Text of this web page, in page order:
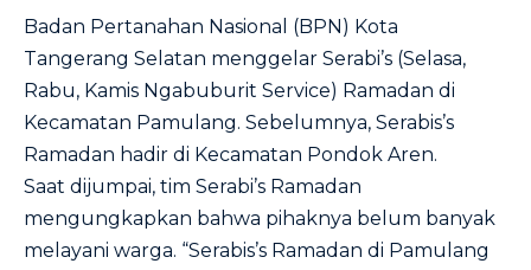
Badan Pertanahan Nasional (BPN) Kota
Tangerang Selatan menggelar Serabi’s (Selasa,
Rabu, Kamis Ngabuburit Service) Ramadan di
Kecamatan Pamulang. Sebelumnya, Serabis’s
Ramadan hadir di Kecamatan Pondok Aren.
Saat dijumpai, tim Serabi’s Ramadan
mengungkapkan bahwa pihaknya belum banyak
melayani warga. “Serabis’s Ramadan di Pamulang